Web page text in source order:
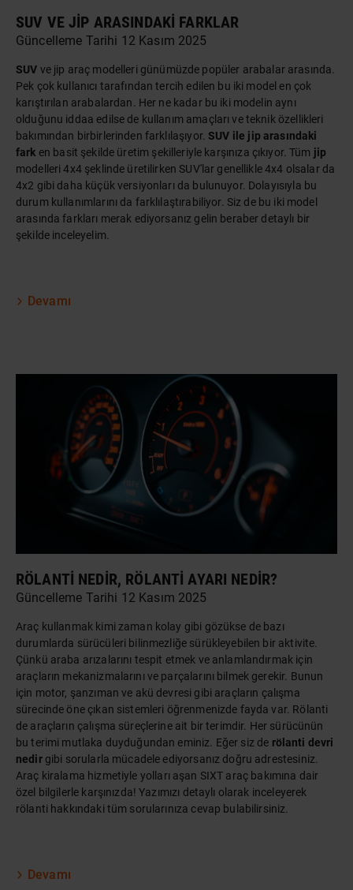
SUV VE JIP ARASINDAKI FARKLAR
Güncelleme Tarihi 12 Kasım 2025
SUV ve jip araç modelleri günümüzde popüler arabalar arasında.
Pek çok kullanıcı tarafından tercih edilen bu iki model en çok
karıştırılan arabalardan. Her ne kadar bu iki modelin aynı
olduğunu iddaa edilse de kullanım amaçları ve teknik özellikleri
bakımından birbirlerinden farklılaşıyor.SUV ile jip arasındaki
fark en basit şekilde üretim şekilleriyle karşınıza çıkıyor. Tüm jip
modelleri 4x4 şeklinde üretilirken SUV'lar genellikle 4x4 olsalar da
4x2 gibi daha küçük versiyonları da bulunuyor. Dolayısıyla bu
durum kullanımlarını da farklılaştırabiliyor. Siz de bu iki model
arasında farkları merak ediyorsanız gelin beraber detaylı bir
şekilde inceleyelim.
Devamı
RÖLANTI NEDIR, RÖLANTI AYARI NEDIR?
Güncelleme Tarihi 12 Kasım 2025
Araç kullanmak kimi zaman kolay gibi gözükse de bazı
durumlarda sürücüleri bilinmezliğe sürükleyebilen bir aktivite.
Çünkü araba arızalarını tespit etmek ve anlamlandırmak için
araçların mekanizmalarını ve parçalarını bilmek gerekir. Bunun
için motor, şanzıman ve akü devresi gibi araçların çalışma
sürecinde öne çıkan sistemleri öğrenmenizde fayda var. Rölanti
de araçların çalışma süreçlerine ait bir terimdir. Her sürücünün
bu terimi mutlaka duyduğundan eminiz. Eğer siz de rölanti devri
nedirgibi sorularla mücadele ediyorsanız doğru adrestesiniz.
Araç kiralama hizmetiyle yolları aşan SIXT araç bakımına dair
özel bilgilerle karşınızda! Yazımızı detaylı olarak inceleyerek
rölanti hakkındaki tüm sorularınıza cevap bulabilirsiniz.
Devamı